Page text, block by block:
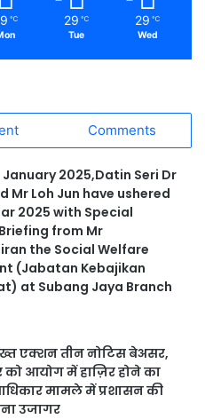
℃ 29 ℃
Tue
29 ℃
Wed
Comments
2025,Datin Seri Dr
Mr Loh Jun have ushered
2025 with Special
from Mr
the Social Welfare
(Jabatan Kebajikan
at Subang Jaya Branch
एक्शन तीन नोटिस बेअसर,
को आयोग में हाज़िर होने का
मामले में प्रशासन की
उजागर